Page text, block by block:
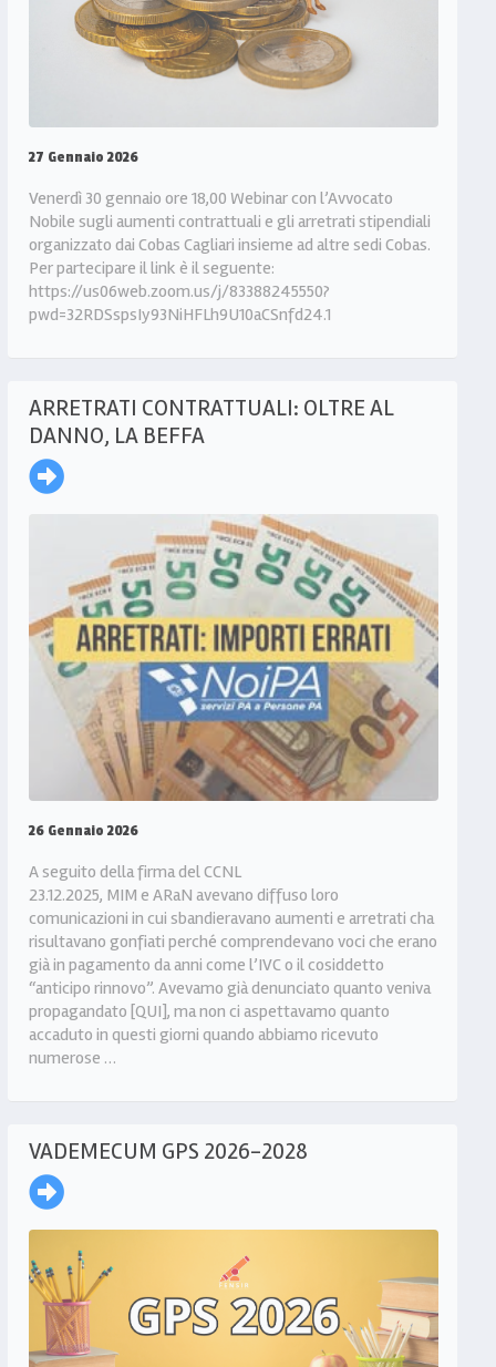
27 Gennaio 2026
Venerdì 30 gennaio ore 18,00 Webinar con l’Avvocato
Nobile sugli aumenti contrattuali e gli arretrati stipendiali
organizzato dai Cobas Cagliari insieme ad altre sedi Cobas.
Per partecipare il link è il seguente:
https://us06web.zoom.us/j/83388245550?
pwd=32RDSspsIy93NiHFLh9U10aCSnfd24.1
ARRETRATI CONTRATTUALI: OLTRE AL
DANNO, LA BEFFA
26 Gennaio 2026
A seguito della firma del CCNL
23.12.2025, MIM e ARaN avevano diffuso loro
comunicazioni in cui sbandieravano aumenti e arretrati cha
risultavano gonfiati perché comprendevano voci che erano
già in pagamento da anni come l’IVC o il cosiddetto
“anticipo rinnovo”. Avevamo già denunciato quanto veniva
propagandato [QUI], ma non ci aspettavamo quanto
accaduto in questi giorni quando abbiamo ricevuto
numerose …
VADEMECUM GPS 2026-2028